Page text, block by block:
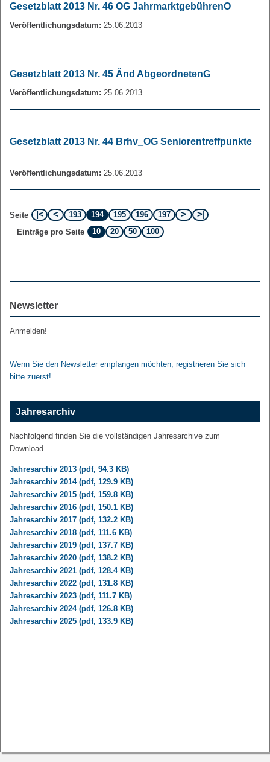
Gesetzblatt 2013 Nr. 46 OG JahrmarktgebührenO
Veröffentlichungsdatum: 25.06.2013
Gesetzblatt 2013 Nr. 45 Änd AbgeordnetenG
Veröffentlichungsdatum: 25.06.2013
Gesetzblatt 2013 Nr. 44 Brhv_OG Seniorentreffpunkte
Veröffentlichungsdatum: 25.06.2013
Seite 193 194 195 196
197
Einträge pro Seite
10 20 50 100
Newsletter
Anmelden!
Wenn Sie den Newsletter empfangen möchten, registrieren Sie sich
bitte zuerst!
Jahresarchiv
Nachfolgend finden Sie die vollständigen Jahresarchive zum
Download
Jahresarchiv 2013 (pdf, 94.3 KB)
Jahresarchiv 2014 (pdf, 129.9 KB)
Jahresarchiv 2015 (pdf, 159.8 KB)
Jahresarchiv 2016 (pdf, 150.1 KB)
Jahresarchiv 2017 (pdf, 132.2 KB)
Jahresarchiv 2018 (pdf, 111.6 KB)
Jahresarchiv 2019 (pdf, 137.7 KB)
Jahresarchiv 2020 (pdf, 138.2 KB)
Jahresarchiv 2021 (pdf, 128.4 KB)
Jahresarchiv 2022 (pdf, 131.8 KB)
Jahresarchiv 2023 (pdf, 111.7 KB)
Jahresarchiv 2024 (pdf, 126.8 KB)
Jahresarchiv 2025 (pdf, 133.9 KB)